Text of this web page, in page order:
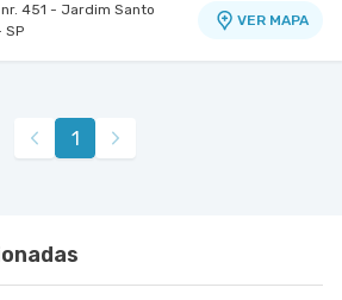
451 - Jardim Santo
SP
VER MAPA
Brasil - Unidade José de
- Vila Dora, Santo Andre
Bernardo - Unidade Álvaro
nr. 3033 - Assuncao,
1